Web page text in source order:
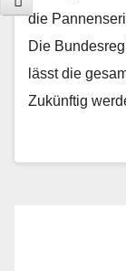
die
Die
lässt die
Zukünftig